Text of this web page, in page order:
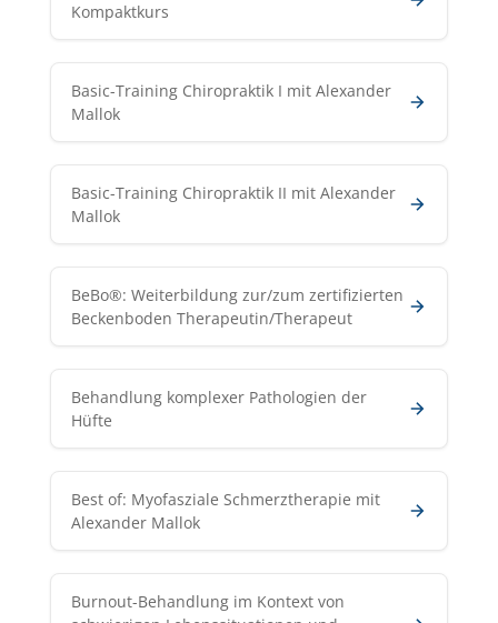
Kompaktkurs
Basic-Training Chiropraktik I mit Alexander
Mallok
Basic-Training Chiropraktik II mit Alexander
Mallok
BeBo®: Weiterbildung zur/zum zertifizierten
Beckenboden Therapeutin/Therapeut
Behandlung komplexer Pathologien der
Hüfte
Best of: Myofasziale Schmerztherapie mit
Alexander Mallok
Burnout-Behandlung im Kontext von